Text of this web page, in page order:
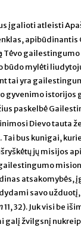
įgalioti atleisti
Tėvo
mylėti
tai yra
gyvenimo istorijos
paskelbė
Dievo tauta
bus kunigai,
jų misijos
atsakomybės,
savo
11, 32). Juk visi be
žvilgsnį